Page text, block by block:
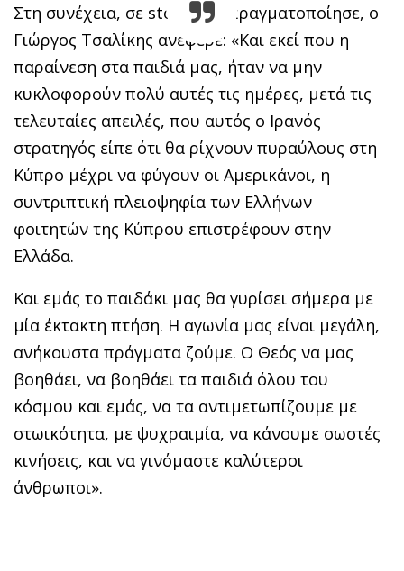
Στη συνέχεια, σε story που πραγματοποίησε, ο
Γιώργος Τσαλίκης ανέφερε: «Και εκεί που η
παραίνεση στα παιδιά μας, ήταν να μην
κυκλοφορούν πολύ αυτές τις ημέρες, μετά τις
τελευταίες απειλές, που αυτός ο Ιρανός
στρατηγός είπε ότι θα ρίχνουν πυραύλους στη
Κύπρο μέχρι να φύγουν οι Αμερικάνοι, η
συντριπτική πλειοψηφία των Ελλήνων
φοιτητών της Κύπρου επιστρέφουν στην
Ελλάδα.
Και εμάς το παιδάκι μας θα γυρίσει σήμερα με
μία έκτακτη πτήση. Η αγωνία μας είναι μεγάλη,
ανήκουστα πράγματα ζούμε. Ο Θεός να μας
βοηθάει, να βοηθάει τα παιδιά όλου του
κόσμου και εμάς, να τα αντιμετωπίζουμε με
στωικότητα, με ψυχραιμία, να κάνουμε σωστές
κινήσεις, και να γινόμαστε καλύτεροι
άνθρωποι».